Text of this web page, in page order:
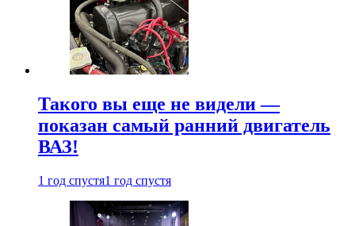
Такого вы еще не видели —
показан самый ранний двигатель
ВАЗ!
1 год спустя1 год спустя